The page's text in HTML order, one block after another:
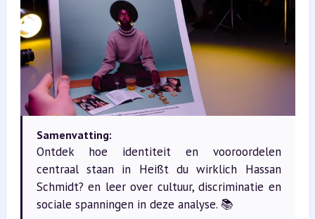
Samenvatting:
Ontdek hoe identiteit en vooroordelen
centraal staan in Heißt du wirklich Hassan
Schmidt? en leer over cultuur, discriminatie en
sociale spanningen in deze analyse. 📚